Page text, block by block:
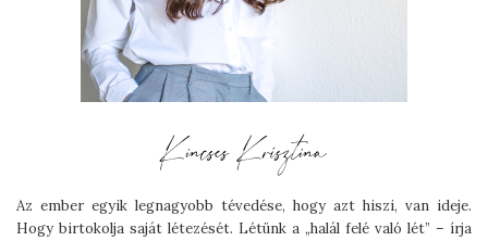
Az ember egyik legnagyobb tévedése, hogy azt hiszi, van ideje.
Hogy birtokolja saját létezését. Létünk a „halál felé való lét” – írja